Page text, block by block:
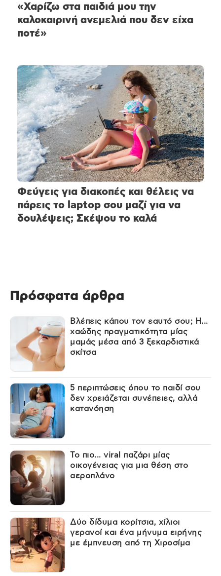
«Χαρίζω στα παιδιά μου την
καλοκαιρινή ανεμελιά που δεν είχα
ποτέ»
Φεύγεις για διακοπές και θέλεις να
πάρεις το laptop σου μαζί για να
δουλέψεις; Σκέψου το καλά
Πρόσφατα άρθρα
Βλέπεις κάπου τον εαυτό σου; Η...
χαώδης πραγματικότητα μίας
μαμάς μέσα από 3 ξεκαρδιστικά
σκίτσα
5 περιπτώσεις όπου το παιδί σου
δεν χρειάζεται συνέπειες, αλλά
κατανόηση
Το πιο... viral παζάρι μίας
οικογένειας για μια θέση στο
αεροπλάνο
Δύο δίδυμα κορίτσια, χίλιοι
γερανοί και ένα μήνυμα ειρήνης
με έμπνευση από τη Χιροσίμα